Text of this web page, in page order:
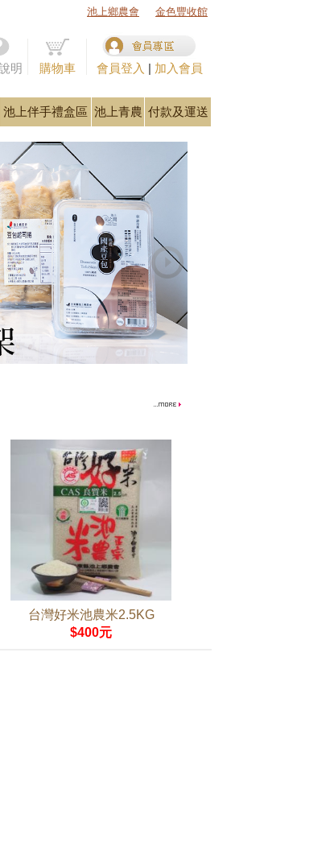
明 購物車 會員登入 | 加入會員
池上鄉農會 金色豐收館
池上伴手禮盒區 池上青農 付款及運送
台灣好米池農米2.5KG
$400元